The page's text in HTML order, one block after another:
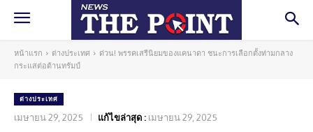
หน้าแรก ต่างประเทศ
ด่วน! พรรคเสรีนิยมของแคนาดา ชนะการเลือกตั้งท่ามกลาง
กระแสต่อต้านทรัมป์
ต่างประเทศ
เมษายน 29, 2025 แก้ไขล่าสุด : เมษายน 29, 2025